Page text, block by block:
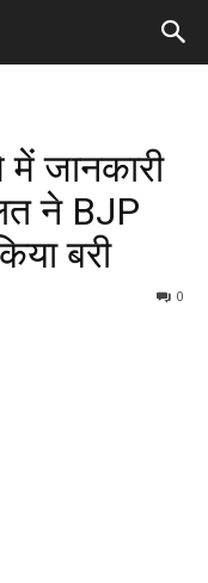
में जानकारी
ने BJP
बरी
0